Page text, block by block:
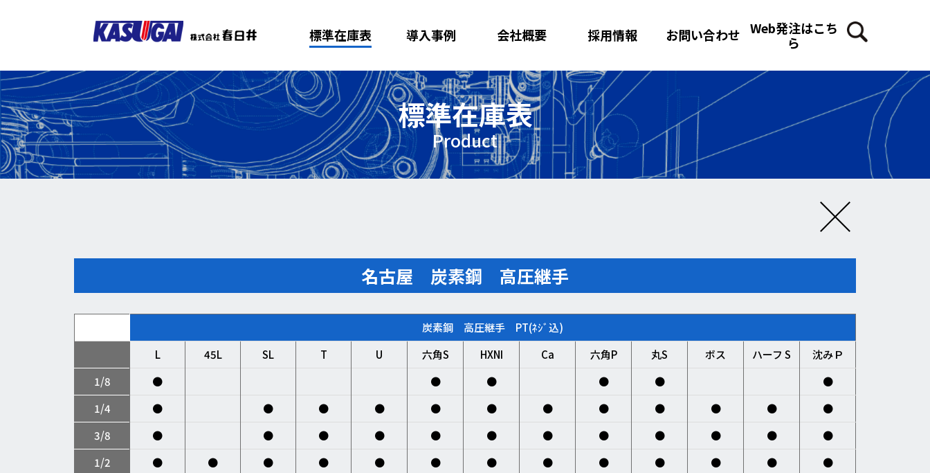
標準在庫表 導入事例 会社概要 採用情報 お問い合わせ Web発注はこち
ら
標準在庫表
Product
名古屋 炭素鋼 高圧継手
炭素鋼 高圧継手 PT(ﾈｼﾞ込)
L
45L SL T U 六角S HXNI Ca 六角P 丸S ボス ハーフ S
沈みＰ
1/8
● ● ● ● ●
●
1/4
● ● ● ● ● ● ● ● ● ● ●
●
3/8
● ● ● ● ● ● ● ● ● ● ●
●
1/2
● ● ● ● ● ● ● ● ● ● ● ●
●